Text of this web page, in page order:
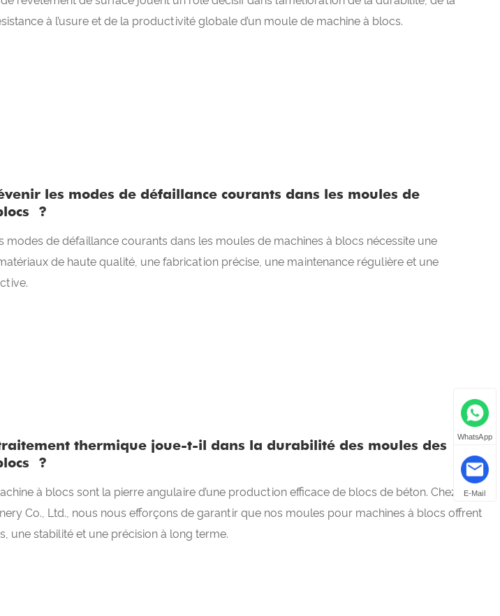
à l’usure et de la productivité globale d’un moule de machine à blocs.
les modes de défaillance courants dans les moules de
?
modes de défaillance courants dans les moules de machines à blocs nécessite une
de haute qualité, une fabrication précise, une maintenance régulière et une
thermique joue-t-il dans la durabilité des moules des
?
à blocs sont la pierre angulaire d’une production efficace de blocs de béton. Chez
Co., Ltd., nous nous efforçons de garantir que nos moules pour machines à blocs offrent
une stabilité et une précision à long terme.
WhatsApp
E-Mail